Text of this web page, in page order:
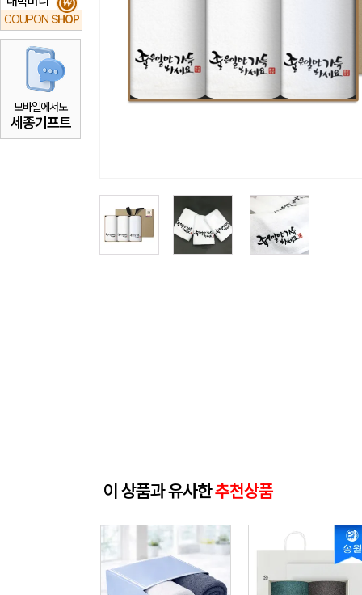
COUPON SHOP
₩
모바일에서도
세종기프트
이 상품과 유사한추천상품